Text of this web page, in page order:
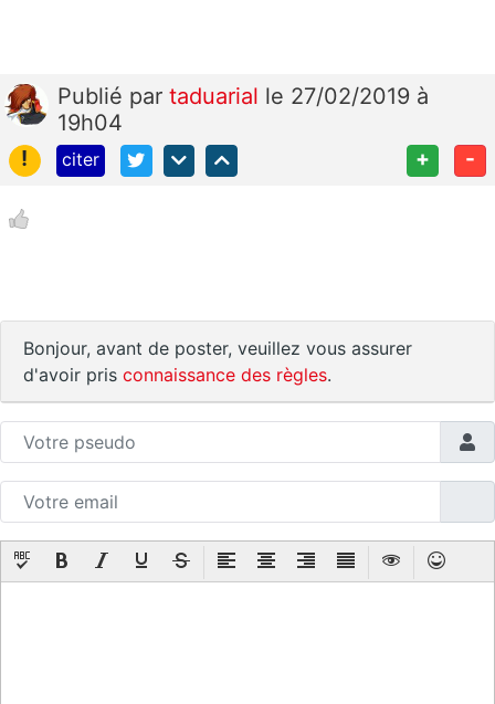
Publié par taduarial le 27/02/2019 à
19h04
!
citer + -
Bonjour, avant de poster, veuillez vous assurer
d'avoir pris connaissance des règles.